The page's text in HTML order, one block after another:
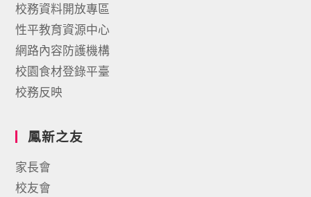
校務資料開放專區
性平教育資源中心
網路內容防護機構
校園食材登錄平臺
校務反映
鳳新之友
家長會
校友會